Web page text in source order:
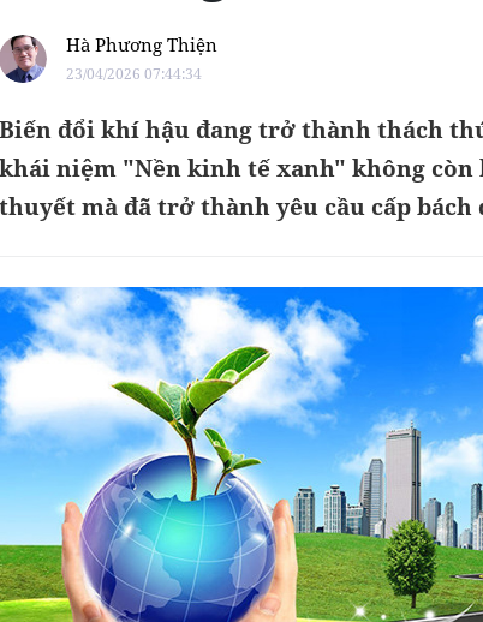
Hà Phương Thiện
23/04/2026 07:44:34
Biến đổi khí hậu đang trở thành thách
khái niệm "Nền kinh tế xanh" không
thuyết mà đã trở thành yêu cầu cấp